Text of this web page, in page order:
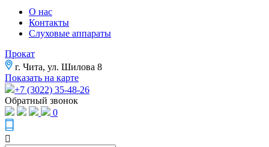
О нас
Контакты
Слуховые аппараты
Прокат
г. Чита, ул. Шилова 8
Показать на карте
+7 (3022) 35-48-26
Обратный звонок
0